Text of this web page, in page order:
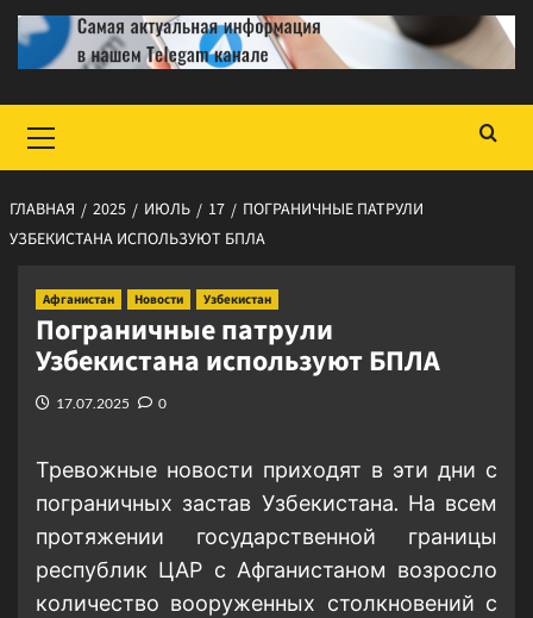
меню
ГЛАВНАЯ 2025 ИЮЛЬ 17
ПОГРАНИЧНЫЕ ПАТРУЛИ
УЗБЕКИСТАНА ИСПОЛЬЗУЮТ БПЛА
Афганистан Новости Узбекистан
Пограничные патрули
Узбекистана используют БПЛА
17.07.2025 0
Тревожные новости приходят в эти дни с
пограничных застав Узбекистана. На всем
протяжении государственной границы
республик ЦАР с Афганистаном возросло
количество вооруженных столкновений с